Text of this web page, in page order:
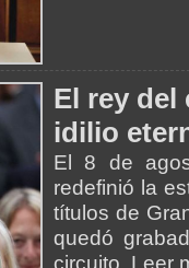
El rey del
idilio
El 8 de
redefinió la
títulos de
quedó
circuito. Leer